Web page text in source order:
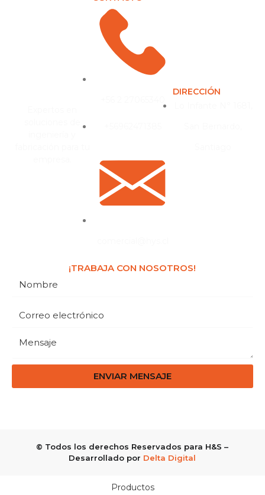
DIRECCIÓN
¡TRABAJA CON NOSOTROS!
ENVIAR MENSAJE
© Todos los derechos Reservados para H&S –
Desarrollado por Delta Digital
Productos